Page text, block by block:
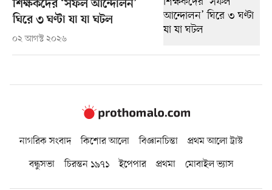
শিক্ষকদের ‘সফল আন্দোলন’
ঘিরে ৩ ঘণ্টা যা যা ঘটল
০২ আগস্ট ২০২৬
নাগরিক সংবাদ কিশোর আলো বিজ্ঞানচিন্তা
প্রথম আলো ট্রাস্ট
বন্ধুসভা
চিরন্তন ১৯৭১ ইপেপার প্রথমা মোবাইল ভ্যাস